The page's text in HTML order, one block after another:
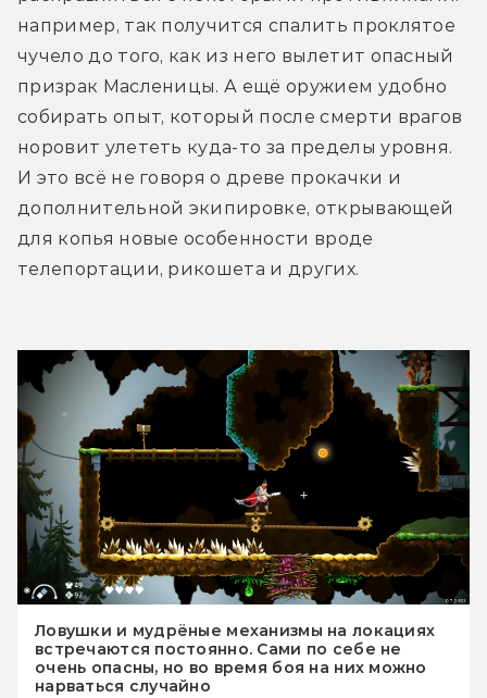
например, так получится спалить проклятое
чучело до того, как из него вылетит опасный
призрак Масленицы. А ещё оружием удобно
собирать опыт, который после смерти врагов
норовит улететь куда-то за пределы уровня.
И это всё не говоря о древе прокачки и
дополнительной экипировке, открывающей
для копья новые особенности вроде
телепортации, рикошета и других.
Ловушки и мудрёные механизмы на локациях
встречаются постоянно. Сами по себе не
очень опасны, но во время боя на них можно
нарваться случайно